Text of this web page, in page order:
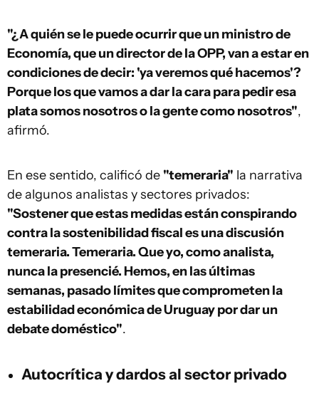
"¿A quién se le puede ocurrir que un ministro de
Economía, que un director de la OPP, van a estar en
condiciones de decir: 'ya veremos qué hacemos'?
Porque los que vamos a dar la cara para pedir esa
plata somos nosotros o la gente como nosotros",
afirmó.
En ese sentido, calificó de "temeraria" la narrativa
de algunos analistas y sectores privados:
"Sostener que estas medidas están conspirando
contra la sostenibilidad fiscal es una discusión
temeraria. Temeraria. Que yo, como analista,
nunca la presencié. Hemos, en las últimas
semanas, pasado límites que comprometen la
estabilidad económica de Uruguay por dar un
debate doméstico".
Autocrítica y dardos al sector privado